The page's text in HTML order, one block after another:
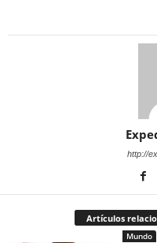
http://
Artículos
Mundo